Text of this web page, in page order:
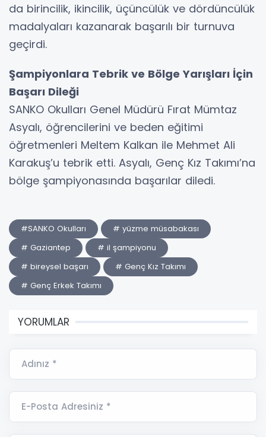
da birincilik, ikincilik, üçüncülük ve dördüncülük
madalyaları kazanarak başarılı bir turnuva
geçirdi.
Şampiyonlara Tebrik ve Bölge Yarışları İçin
Başarı Dileği
SANKO Okulları Genel Müdürü Fırat Mümtaz
Asyalı, öğrencilerini ve beden eğitimi
öğretmenleri Meltem Kalkan ile Mehmet Ali
Karakuş’u tebrik etti. Asyalı, Genç Kız Takımı’na
bölge şampiyonasında başarılar diledi.
#SANKO Okulları
# yüzme müsabakası
# Gaziantep
# il şampiyonu
# bireysel başarı
# Genç Kız Takımı
# Genç Erkek Takımı
YORUMLAR
Adınız *
E-Posta Adresiniz *